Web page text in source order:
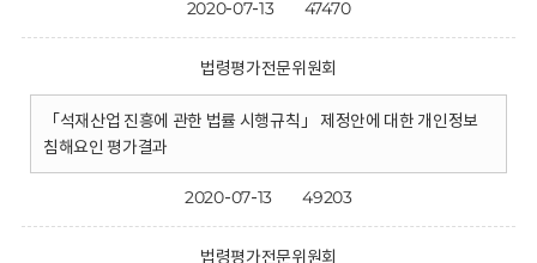
2020-07-13 47470
법령평가전문위원회
「석재산업 진흥에 관한 법률 시행규칙」 제정안에 대한 개인정보
침해요인 평가결과
2020-07-13 49203
법령평가전문위원회